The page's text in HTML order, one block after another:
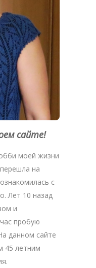
сайте!
моей жизни
на
с
Лет 10 назад
и
пробую
данном сайте
45 летним